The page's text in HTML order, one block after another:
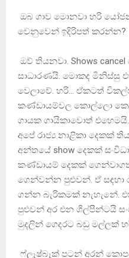
ඔබ ගාව මොනවා හරි
වෙනුවෙන් ඉදිරිපත් කරන්න?
ඔව් තියනවා. Shows
සාධාරණයි. මොකද මිනිස්සු
වෙලාවේ. හරි… ඒකටත්
කණ්ඩායම්වල කොල්ලො
ගායක ගායිකාවොත්
අපේ රාජ්‍ය නාළිකා දෙකක්
අන්තයේ show දෙකක්
කණ්ඩායම් දෙකක්
ගෙන්වන්න පුළුවන්. ඒ සඳහා
ගන්න බැරිකමක් නැහැනේ.
පුළුවන් අර එන ශිල්පීන්ටයි
මුදලින් ගෙදරට බඩු මල්ලක්
ෆ්ලෑෂ්බෑක් පටන් අරන්